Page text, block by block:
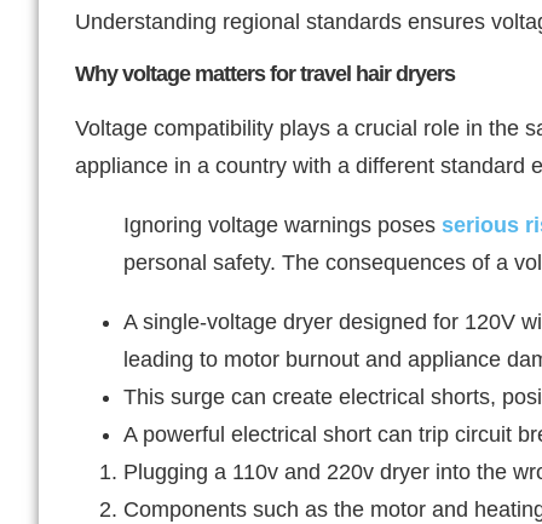
Understanding regional standards ensures
Why voltage matters for travel hair dryers
Voltage compatibility plays a crucial role in the
appliance in a country with a different standard
Ignoring voltage warnings poses serious
personal safety. The consequences of a
A single-voltage dryer designed for 120V
leading to motor burnout and appliance
This surge can create electrical shorts,
A powerful electrical short can trip circuit
Plugging a 110v and 220v dryer into the
Components such as the motor and